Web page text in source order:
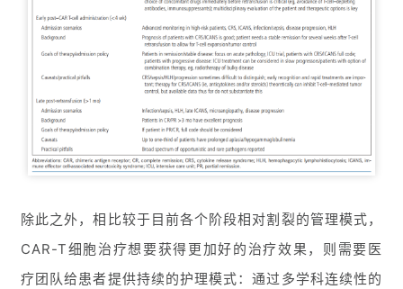
除此之外，相比较于目前各个阶段相对割裂的管理模式，
CAR-T细胞治疗想要获得更加好的治疗效果，则需要医
疗团队给患者提供持续的护理模式：通过多学科连续性的